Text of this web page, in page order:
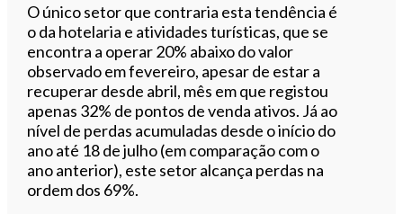
O único setor que contraria esta tendência é
o da hotelaria e atividades turísticas, que se
encontra a operar 20% abaixo do valor
observado em fevereiro, apesar de estar a
recuperar desde abril, mês em que registou
apenas 32% de pontos de venda ativos. Já ao
nível de perdas acumuladas desde o início do
ano até 18 de julho (em comparação com o
ano anterior), este setor alcança perdas na
ordem dos 69%.